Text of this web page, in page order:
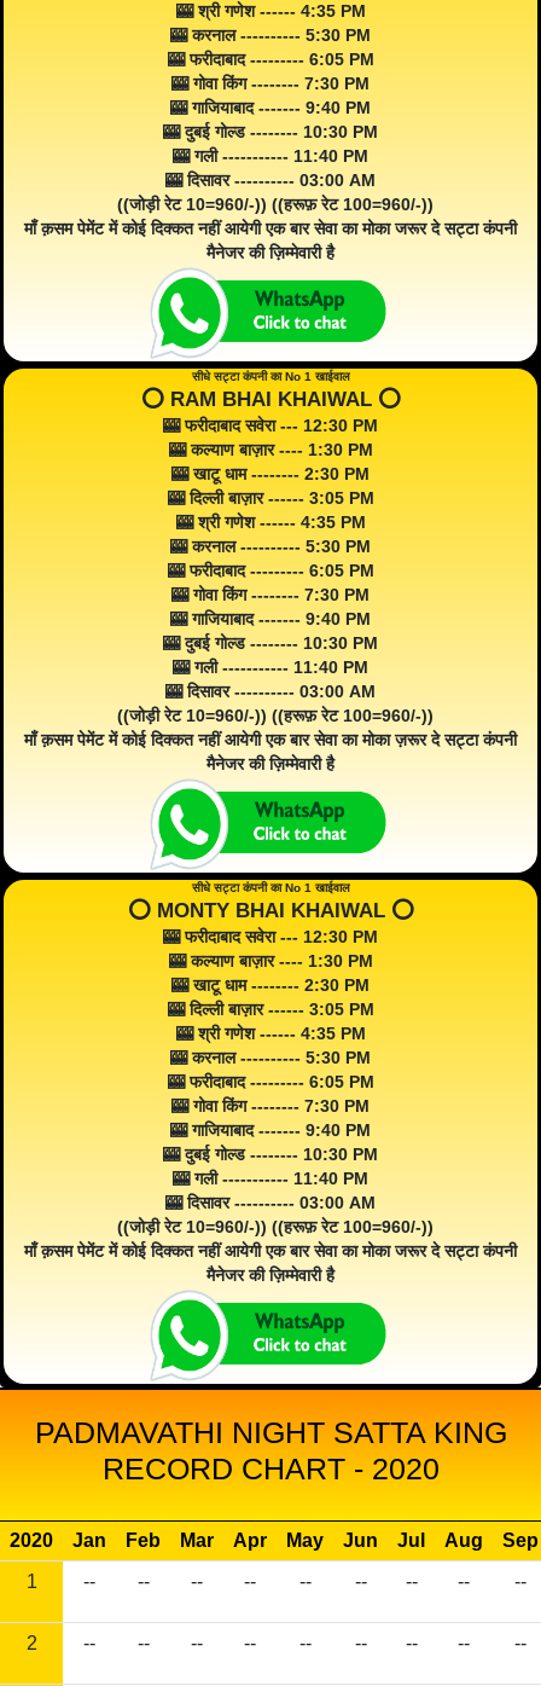
🎰 श्री गणेश ------ 4:35 PM
🎰 करनाल ---------- 5:30 PM
🎰 फरीदाबाद --------- 6:05 PM
🎰 गोवा किंग -------- 7:30 PM
🎰 गाजियाबाद ------- 9:40 PM
🎰 दुबई गोल्ड -------- 10:30 PM
🎰 गली ----------- 11:40 PM
🎰 दिसावर ---------- 03:00 AM
((जोड़ी रेट 10=960/-)) ((हरूफ़ रेट 100=960/-))
माँ क़सम पेमेंट में कोई दिक्कत नहीं आयेगी एक बार सेवा का मोका जरूर दे सट्टा कंपनी
मैनेजर की ज़िम्मेवारी है
सीधे सट्टा कंपनी का No 1 खाईवाल
⭕️ RAM BHAI KHAIWAL ⭕️
🎰 फरीदाबाद सवेरा --- 12:30 PM
🎰 कल्याण बाज़ार ---- 1:30 PM
🎰 खाटू धाम -------- 2:30 PM
🎰 दिल्ली बाज़ार ------ 3:05 PM
🎰 श्री गणेश ------ 4:35 PM
🎰 करनाल ---------- 5:30 PM
🎰 फरीदाबाद --------- 6:05 PM
🎰 गोवा किंग -------- 7:30 PM
🎰 गाजियाबाद ------- 9:40 PM
🎰 दुबई गोल्ड -------- 10:30 PM
🎰 गली ----------- 11:40 PM
🎰 दिसावर ---------- 03:00 AM
((जोड़ी रेट 10=960/-)) ((हरूफ़ रेट 100=960/-))
माँ क़सम पेमेंट में कोई दिक्कत नहीं आयेगी एक बार सेवा का मोका ज़रूर दे सट्टा कंपनी
मैनेजर की ज़िम्मेवारी है
सीधे सट्टा कंपनी का No 1 खाईवाल
⭕️ MONTY BHAI KHAIWAL ⭕️
🎰 फरीदाबाद सवेरा --- 12:30 PM
🎰 कल्याण बाज़ार ---- 1:30 PM
🎰 खाटू धाम -------- 2:30 PM
🎰 दिल्ली बाज़ार ------ 3:05 PM
🎰 श्री गणेश ------ 4:35 PM
🎰 करनाल ---------- 5:30 PM
🎰 फरीदाबाद --------- 6:05 PM
🎰 गोवा किंग -------- 7:30 PM
🎰 गाजियाबाद ------- 9:40 PM
🎰 दुबई गोल्ड -------- 10:30 PM
🎰 गली ----------- 11:40 PM
🎰 दिसावर ---------- 03:00 AM
((जोड़ी रेट 10=960/-)) ((हरूफ़ रेट 100=960/-))
माँ क़सम पेमेंट में कोई दिक्कत नहीं आयेगी एक बार सेवा का मोका जरूर दे सट्टा कंपनी
मैनेजर की ज़िम्मेवारी है
PADMAVATHI NIGHT SATTA KING
RECORD CHART - 2020
2020 Jan Feb Mar Apr May Jun Jul Aug
Sep
1
-- -- -- -- -- -- -- -- --
2 -- -- -- -- -- -- -- -- --